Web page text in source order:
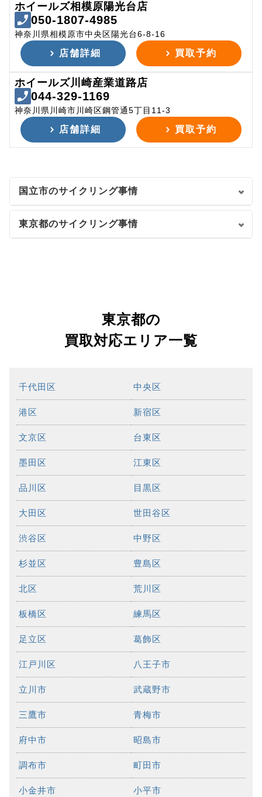
ホイールズ相模原陽光台店
050-1807-4985
神奈川県相模原市中央区陽光台6-8-16
店舗詳細 買取予約
ホイールズ川崎産業道路店
044-329-1169
神奈川県川崎市川崎区鋼管通5丁目11-3
店舗詳細 買取予約
国立市のサイクリング事情
東京都のサイクリング事情
東京都の
買取対応エリア一覧
千代田区 中央区
港区 新宿区
文京区 台東区
墨田区 江東区
品川区 目黒区
大田区 世田谷区
渋谷区 中野区
杉並区 豊島区
北区 荒川区
板橋区 練馬区
足立区 葛飾区
江戸川区 八王子市
立川市 武蔵野市
三鷹市 青梅市
府中市 昭島市
調布市 町田市
小金井市 小平市